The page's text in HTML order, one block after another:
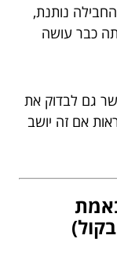
נותנת,
כבר עושה
גם לבדוק את
אם זה יושב